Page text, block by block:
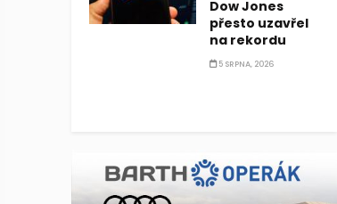
Dow Jones
přesto uzavřel
na rekordu
5 SRPNA, 2026